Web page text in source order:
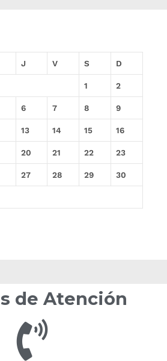
J V S D
1 2
6 7 8 9
13 14 15 16
20 21 22 23
27 28 29 30
de Atención